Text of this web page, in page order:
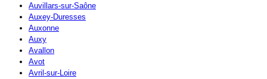
Auvillars-sur-Saône
Auxey-Duresses
Auxonne
Auxy
Avallon
Avot
Avril-sur-Loire